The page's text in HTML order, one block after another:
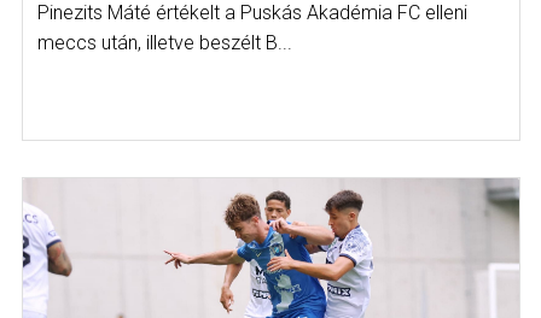
Pinezits Máté értékelt a Puskás Akadémia FC elleni
meccs után, illetve beszélt B...